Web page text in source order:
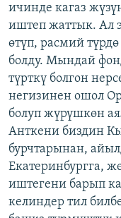
ичинде кагаз
иштеп жаттык. Ал
өтүп, расмий
болду. Мындай
түрткү болгон
негизинен ошол
болуп жүрүшкөн
Анткени биздин
бурчтарынан,
Екатеринбургга,
иштегени барып
келиндер тил